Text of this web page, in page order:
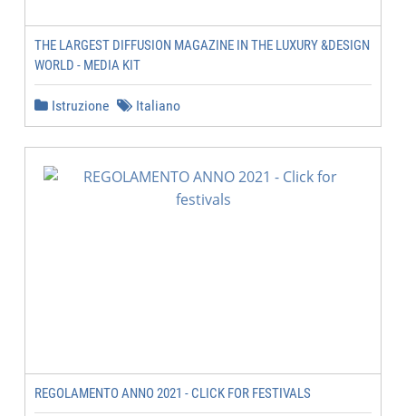
THE LARGEST DIFFUSION MAGAZINE IN THE LUXURY &DESIGN
WORLD - MEDIA KIT
Istruzione Italiano
REGOLAMENTO ANNO 2021 - CLICK FOR FESTIVALS